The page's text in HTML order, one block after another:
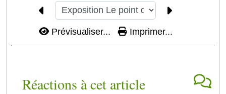
Prévisualiser... Imprimer...
Réactions à cet article